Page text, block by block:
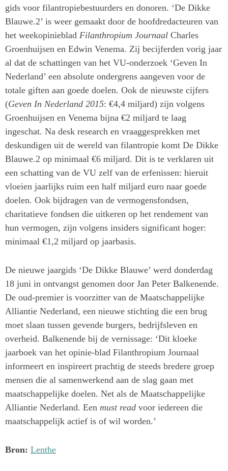
gids voor filantropiebestuurders en donoren. ‘De Dikke
Blauwe.2’ is weer gemaakt door de hoofdredacteuren van
het weekopinieblad Filanthropium Journaal Charles
Groenhuijsen en Edwin Venema. Zij becijferden vorig jaar
al dat de schattingen van het VU-onderzoek ‘Geven In
Nederland’ een absolute ondergrens aangeven voor de
totale giften aan goede doelen. Ook de nieuwste cijfers
(Geven In Nederland 2015: €4,4 miljard) zijn volgens
Groenhuijsen en Venema bijna €2 miljard te laag
ingeschat. Na desk research en vraaggesprekken met
deskundigen uit de wereld van filantropie komt De Dikke
Blauwe.2 op minimaal €6 miljard. Dit is te verklaren uit
een schatting van de VU zelf van de erfenissen: hieruit
vloeien jaarlijks ruim een half miljard euro naar goede
doelen. Ook bijdragen van de vermogensfondsen,
charitatieve fondsen die uitkeren op het rendement van
hun vermogen, zijn volgens insiders significant hoger:
minimaal €1,2 miljard op jaarbasis.
De nieuwe jaargids ‘De Dikke Blauwe’ werd donderdag
18 juni in ontvangst genomen door Jan Peter Balkenende.
De oud-premier is voorzitter van de Maatschappelijke
Alliantie Nederland, een nieuwe stichting die een brug
moet slaan tussen gevende burgers, bedrijfsleven en
overheid. Balkenende bij de vernissage: ‘Dit kloeke
jaarboek van het opinie-blad Filanthropium Journaal
informeert en inspireert prachtig de steeds bredere groep
mensen die al samenwerkend aan de slag gaan met
maatschappelijke doelen. Net als de Maatschappelijke
Alliantie Nederland. Een must read voor iedereen die
maatschappelijk actief is of wil worden.’
Bron: Lenthe